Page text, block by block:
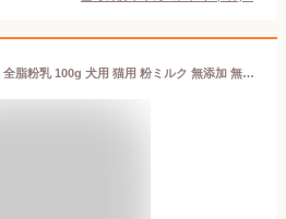
オランダ産 ヤギミルク 全脂粉乳 100g 犬用 猫用 粉ミルク 無添加 無調整 ゴートミルク やぎミルク パウダー 子犬 子猫 病後 体力回復 ミルク本舗【メール便送料無料（1通につき4点まで）】